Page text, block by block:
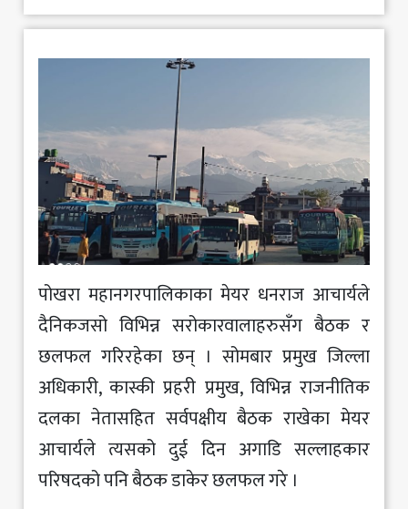
पोखरा महानगरपालिकाका मेयर धनराज आचार्यले
दैनिकजसो विभिन्न सरोकारवालाहरुसँग बैठक र
छलफल गरिरहेका छन् । सोमबार प्रमुख जिल्ला
अधिकारी, कास्की प्रहरी प्रमुख, विभिन्न राजनीतिक
दलका नेतासहित सर्वपक्षीय बैठक राखेका मेयर
आचार्यले त्यसको दुई दिन अगाडि सल्लाहकार
परिषदको पनि बैठक डाकेर छलफल गरे ।